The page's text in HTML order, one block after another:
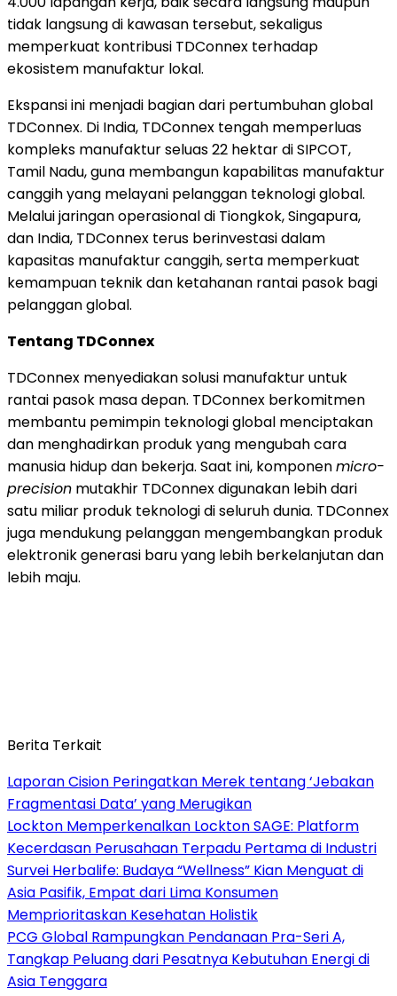
tidak langsung di kawasan tersebut, sekaligus
memperkuat kontribusi TDConnex terhadap
ekosistem manufaktur lokal.
Ekspansi ini menjadi bagian dari pertumbuhan global
TDConnex. Di India, TDConnex tengah memperluas
kompleks manufaktur seluas 22 hektar di SIPCOT,
Tamil Nadu, guna membangun kapabilitas manufaktur
canggih yang melayani pelanggan teknologi global.
Melalui jaringan operasional di Tiongkok, Singapura,
dan India, TDConnex terus berinvestasi dalam
kapasitas manufaktur canggih, serta memperkuat
kemampuan teknik dan ketahanan rantai pasok bagi
pelanggan global.
Tentang TDConnex
TDConnex menyediakan solusi manufaktur untuk
rantai pasok masa depan. TDConnex berkomitmen
membantu pemimpin teknologi global menciptakan
dan menghadirkan produk yang mengubah cara
manusia hidup dan bekerja. Saat ini, komponenmicro-
precision mutakhir TDConnex digunakan lebih dari
satu miliar produk teknologi di seluruh dunia. TDConnex
juga mendukung pelanggan mengembangkan produk
elektronik generasi baru yang lebih berkelanjutan dan
lebih maju.
Berita Terkait
Laporan Cision Peringatkan Merek tentang ‘Jebakan
Fragmentasi Data’ yang Merugikan
Lockton Memperkenalkan Lockton SAGE: Platform
Kecerdasan Perusahaan Terpadu Pertama di Industri
Survei Herbalife: Budaya “Wellness” Kian Menguat di
Asia Pasifik, Empat dari Lima Konsumen
Memprioritaskan Kesehatan Holistik
PCG Global Rampungkan Pendanaan Pra-Seri A,
Tangkap Peluang dari Pesatnya Kebutuhan Energi di
Asia Tenggara